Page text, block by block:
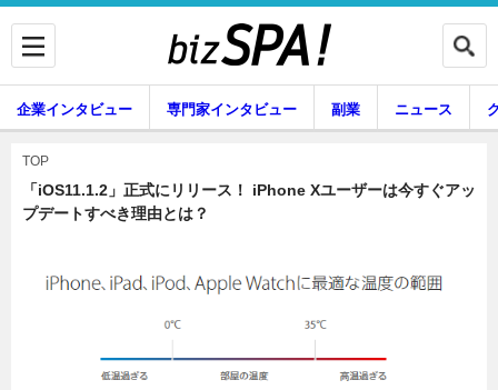
企業インタビュー 専門家インタビュー
副業 ニュース
企業インタビュー 専門家インタビュー 副業 ニュース
暮らし
TOP
「iOS11.1.2」正式にリリース！ iPhone Xユーザーは今すぐアッ
プデートすべき理由とは？